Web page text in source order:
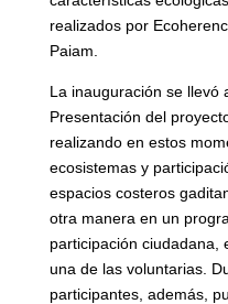
realizados por
Paiam.
La inauguración se llevó
Presentación del
realizando en estos
ecosistemas y
espacios costeros
otra manera en un
participación ciudadana,
una de las voluntarias.
participantes, además,